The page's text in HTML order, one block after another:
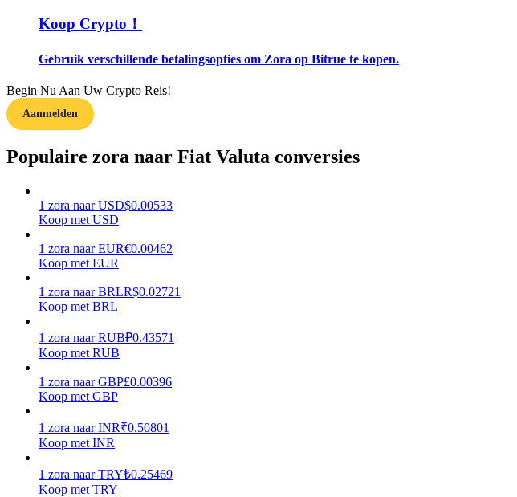
Gids
Handelsstrategieën
Leer hoe u winstgevend kunt blijven
Verdienen
Koop Crypto！
Gebruik verschillende betalingsopties om Zora op Bitrue te kopen.
Begin Nu Aan Uw Crypto Reis!
Aanmelden
Populaire zora naar Fiat Valuta conversies
1 zora naar USD$0.00533
Koop met USD
1 zora naar EUR€0.00462
Koop met EUR
1 zora naar BRLR$0.02721
Koop met BRL
1 zora naar RUB₽0.43571
Koop met RUB
1 zora naar GBP£0.00396
Koop met GBP
1 zora naar INR₹0.50801
Koop met INR
1 zora naar TRY₺0.25469
Koop met TRY